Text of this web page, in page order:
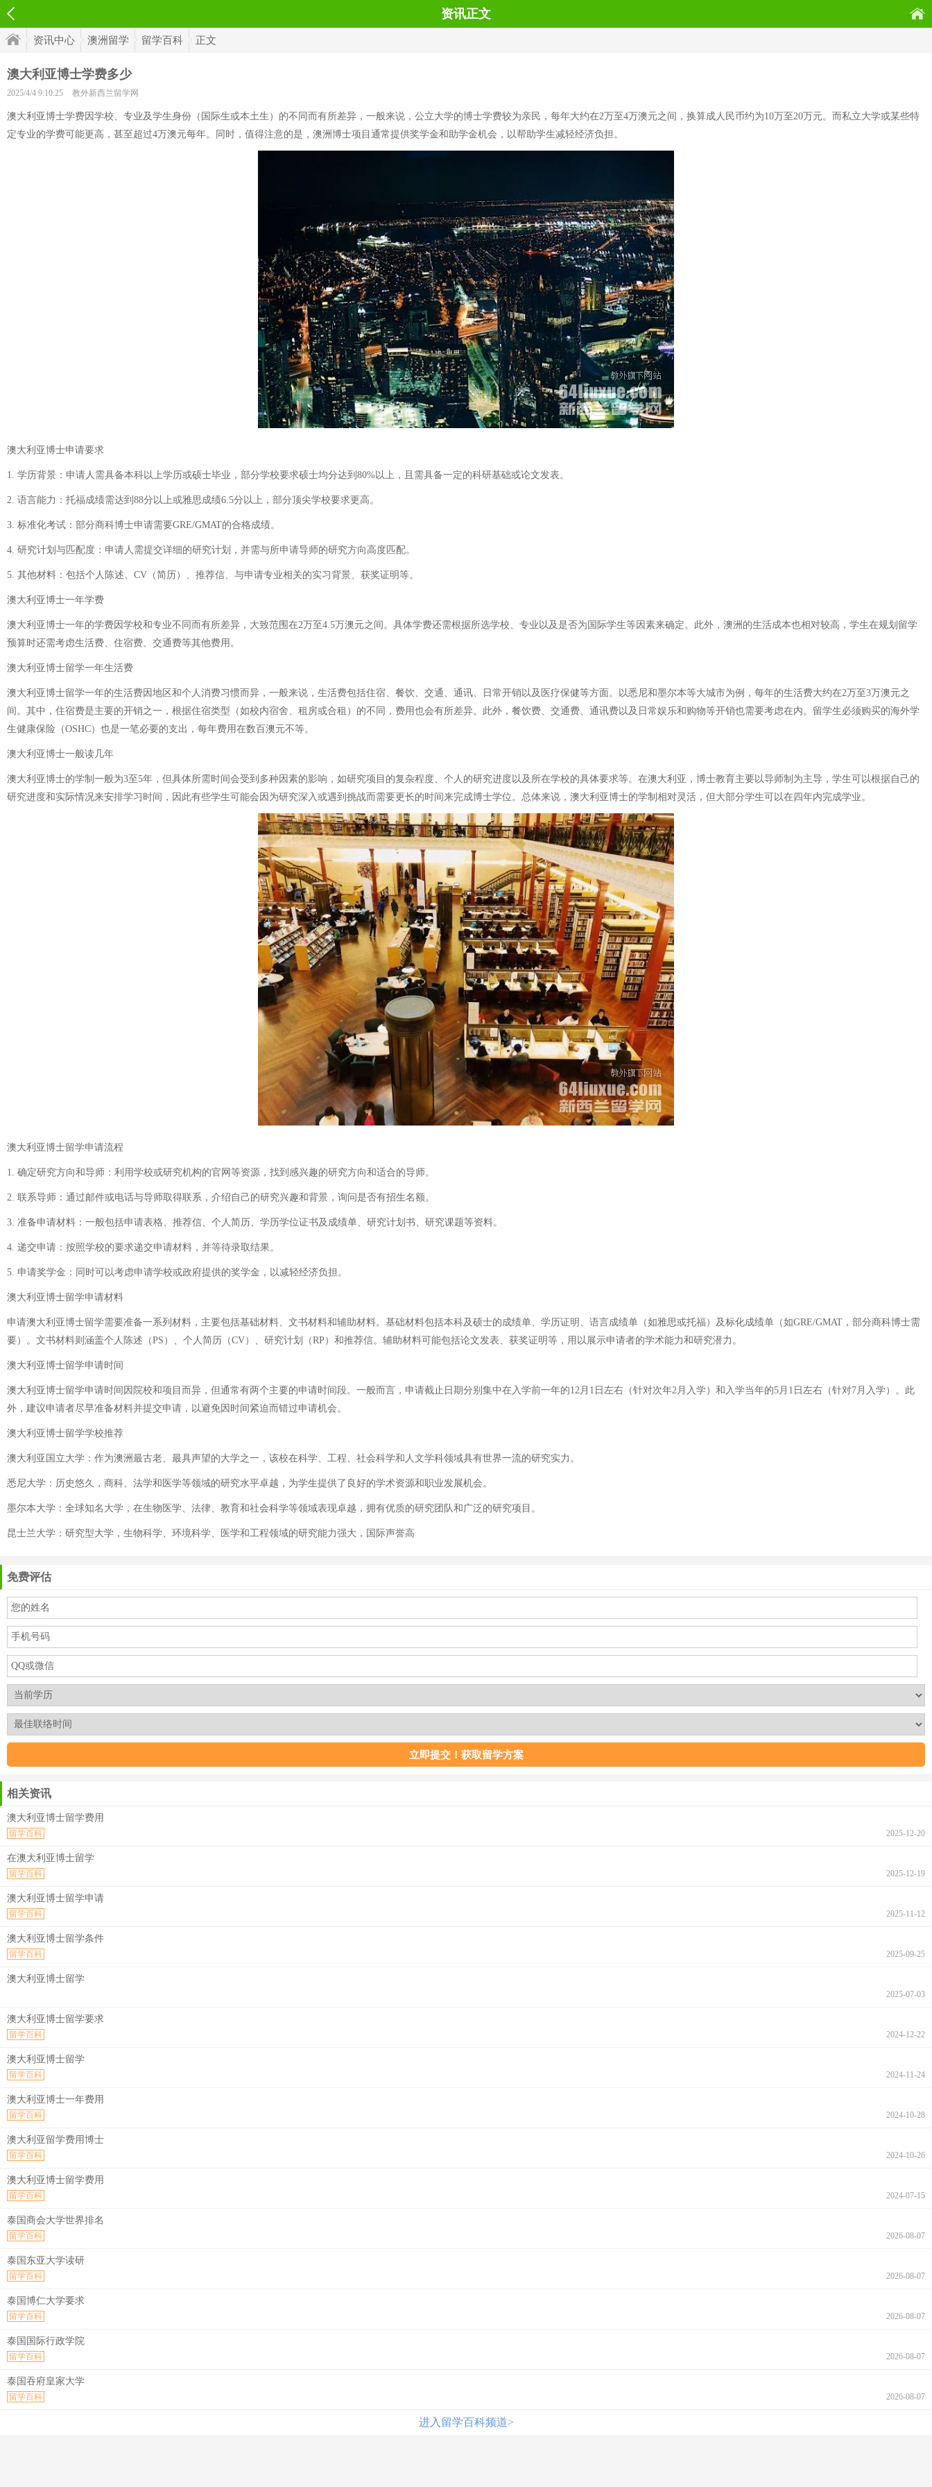
资讯正文
资讯中心 澳洲留学 留学百科 正文
澳大利亚博士学费多少
2025/4/4 9:10:25 教外新西兰留学网
澳大利亚博士学费因学校、专业及学生身份（国际生或本土生）的不同而有所差异，一般来说，公立大学的博士学费较为亲民，每年大约在2万至4万澳元之间，换算成人民币约为10万至20万元。而私立大学或某些特
定专业的学费可能更高，甚至超过4万澳元每年。同时，值得注意的是，澳洲博士项目通常提供奖学金和助学金机会，以帮助学生减轻经济负担。
澳大利亚博士申请要求
1. 学历背景：申请人需具备本科以上学历或硕士毕业，部分学校要求硕士均分达到80%以上，且需具备一定的科研基础或论文发表。
2. 语言能力：托福成绩需达到88分以上或雅思成绩6.5分以上，部分顶尖学校要求更高。
3. 标准化考试：部分商科博士申请需要GRE/GMAT的合格成绩。
4. 研究计划与匹配度：申请人需提交详细的研究计划，并需与所申请导师的研究方向高度匹配。
5. 其他材料：包括个人陈述、CV（简历）、推荐信、与申请专业相关的实习背景、获奖证明等。
澳大利亚博士一年学费
澳大利亚博士一年的学费因学校和专业不同而有所差异，大致范围在2万至4.5万澳元之间。具体学费还需根据所选学校、专业以及是否为国际学生等因素来确定。此外，澳洲的生活成本也相对较高，学生在规划留学
预算时还需考虑生活费、住宿费、交通费等其他费用。
澳大利亚博士留学一年生活费
澳大利亚博士留学一年的生活费因地区和个人消费习惯而异，一般来说，生活费包括住宿、餐饮、交通、通讯、日常开销以及医疗保健等方面。以悉尼和墨尔本等大城市为例，每年的生活费大约在2万至3万澳元之
间。其中，住宿费是主要的开销之一，根据住宿类型（如校内宿舍、租房或合租）的不同，费用也会有所差异。此外，餐饮费、交通费、通讯费以及日常娱乐和购物等开销也需要考虑在内。留学生必须购买的海外学
生健康保险（OSHC）也是一笔必要的支出，每年费用在数百澳元不等。
澳大利亚博士一般读几年
澳大利亚博士的学制一般为3至5年，但具体所需时间会受到多种因素的影响，如研究项目的复杂程度、个人的研究进度以及所在学校的具体要求等。在澳大利亚，博士教育主要以导师制为主导，学生可以根据自己的
研究进度和实际情况来安排学习时间，因此有些学生可能会因为研究深入或遇到挑战而需要更长的时间来完成博士学位。总体来说，澳大利亚博士的学制相对灵活，但大部分学生可以在四年内完成学业。
澳大利亚博士留学申请流程
1. 确定研究方向和导师：利用学校或研究机构的官网等资源，找到感兴趣的研究方向和适合的导师。
2. 联系导师：通过邮件或电话与导师取得联系，介绍自己的研究兴趣和背景，询问是否有招生名额。
3. 准备申请材料：一般包括申请表格、推荐信、个人简历、学历学位证书及成绩单、研究计划书、研究课题等资料。
4. 递交申请：按照学校的要求递交申请材料，并等待录取结果。
5. 申请奖学金：同时可以考虑申请学校或政府提供的奖学金，以减轻经济负担。
澳大利亚博士留学申请材料
申请澳大利亚博士留学需要准备一系列材料，主要包括基础材料、文书材料和辅助材料。基础材料包括本科及硕士的成绩单、学历证明、语言成绩单（如雅思或托福）及标化成绩单（如GRE/GMAT，部分商科博士需
要）。文书材料则涵盖个人陈述（PS）、个人简历（CV）、研究计划（RP）和推荐信。辅助材料可能包括论文发表、获奖证明等，用以展示申请者的学术能力和研究潜力。
澳大利亚博士留学申请时间
澳大利亚博士留学申请时间因院校和项目而异，但通常有两个主要的申请时间段。一般而言，申请截止日期分别集中在入学前一年的12月1日左右（针对次年2月入学）和入学当年的5月1日左右（针对7月入学）。此
外，建议申请者尽早准备材料并提交申请，以避免因时间紧迫而错过申请机会。
澳大利亚博士留学学校推荐
澳大利亚国立大学：作为澳洲最古老、最具声望的大学之一，该校在科学、工程、社会科学和人文学科领域具有世界一流的研究实力。
悉尼大学：历史悠久，商科、法学和医学等领域的研究水平卓越，为学生提供了良好的学术资源和职业发展机会。
墨尔本大学：全球知名大学，在生物医学、法律、教育和社会科学等领域表现卓越，拥有优质的研究团队和广泛的研究项目。
昆士兰大学：研究型大学，生物科学、环境科学、医学和工程领域的研究能力强大，国际声誉高
免费评估
相关资讯
澳大利亚博士留学费用
2025-12-20
留学百科
在澳大利亚博士留学
2025-12-19
留学百科
澳大利亚博士留学申请
2025-11-12
留学百科
澳大利亚博士留学条件
2025-09-25
留学百科
澳大利亚博士留学
2025-07-03
澳大利亚博士留学要求
2024-12-22
留学百科
澳大利亚博士留学
2024-11-24
留学百科
澳大利亚博士一年费用
2024-10-28
留学百科
澳大利亚留学费用博士
2024-10-26
留学百科
澳大利亚博士留学费用
2024-07-15
留学百科
泰国商会大学世界排名
2026-08-07
留学百科
泰国东亚大学读研
2026-08-07
留学百科
泰国博仁大学要求
2026-08-07
留学百科
泰国国际行政学院
2026-08-07
留学百科
泰国吞府皇家大学
2026-08-07
留学百科
进入留学百科频道>